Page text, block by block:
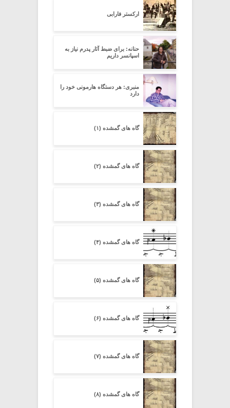
ارکستر فارابی
حنانه: برای ضبط آثار پدرم نیاز به
اسپانسر داریم
منبری: هر دستگاه هارمونی خود را
دارد
گاه های گمشده (۱)
گاه های گمشده (۲)
گاه های گمشده (۳)
گاه های گمشده (۴)
گاه های گمشده (۵)
گاه های گمشده (۶)
گاه های گمشده (۷)
گاه های گمشده (۸)